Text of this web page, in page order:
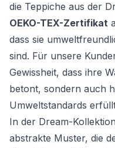
die Teppiche aus der
OEKO-TEX-Zertifikat
dass sie
sind. Für unsere
Gewissheit, dass ihre
betont, sondern auch
Umweltstandards
In der Dream-
abstrakte Muster, die